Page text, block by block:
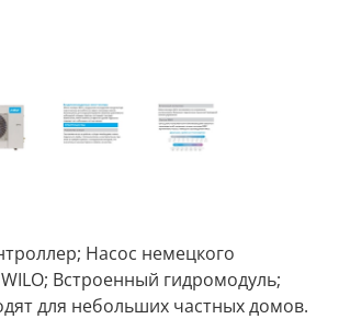
Насос немецкого
Встроенный гидромодуль;
для небольших частных домов.